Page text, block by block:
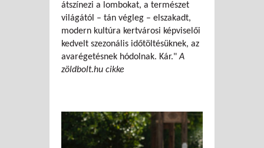
átszínezi a lombokat, a természet
világától – tán végleg – elszakadt,
modern kultúra kertvárosi képviselői
kedvelt szezonális időtöltésüknek, az
avarégetésnek hódolnak. Kár."A
zöldbolt.hu cikke